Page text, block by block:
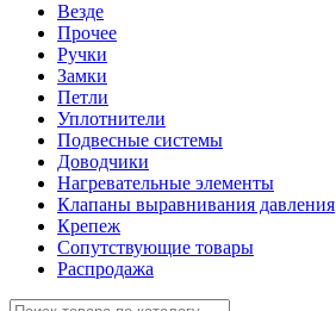
Везде
Прочее
Ручки
Замки
Петли
Уплотнители
Подвесные системы
Доводчики
Нагревательные элементы
Клапаны выравнивания давления
Крепеж
Сопутствующие товары
Распродажа